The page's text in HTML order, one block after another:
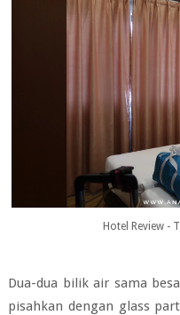
Hotel Review -
Dua-dua bilik air sama
pisahkan dengan glass